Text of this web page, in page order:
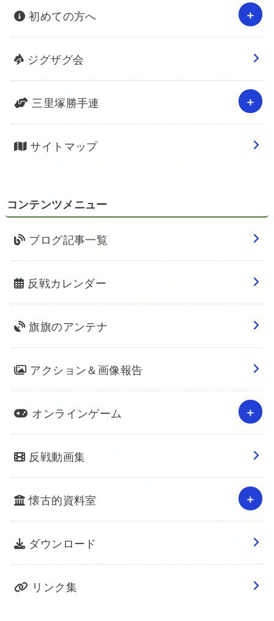
初めての方へ
ジグザグ会
三里塚勝手連
サイトマップ
コンテンツメニュー
ブログ記事一覧
反戦カレンダー
旗旗のアンテナ
アクション＆画像報告
オンラインゲーム
反戦動画集
懐古的資料室
ダウンロード
リンク集